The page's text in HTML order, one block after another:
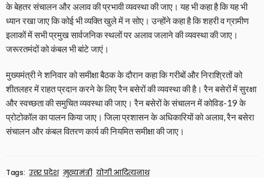
के बेहतर संचालन और अलाव की प्रभावी व्यवस्था की जाए। यह भी कहा है कि यह भी
ध्यान रखा जाए कि कोई भी व्यक्ति खुले में न सोए। उन्होंने कहा है कि शहरी व ग्रामीण
इलाकों में सभी प्रमुख सार्वजनिक स्थलों पर अलाव जलाने की व्यवस्था की जाए।
जरूरतमंदों को कंबल भी बांटे जाएं।
मुख्यमंत्री ने शनिवार को समीक्षा बैठक के दौरान कहा कि गरीबों और निराश्रितों को
शीतलहर में राहत प्रदान करने के लिए रैन बसेरों की व्यवस्था की है। रैन बसेरों में सुरक्षा
और स्वच्छता की समुचित व्यवस्था की जाए। रैन बसेरों के संचालन में कोविड-19 के
प्रोटोकॉल का पालन किया जाए। जिला प्रशासन के अधिकारियों को अलाव, रैन बसेरा
संचालन और कंबल वितरण कार्य की नियमित समीक्षा की जाए।
Tags: उत्तर प्रदेश मुख्यमंत्री योगी आदित्यनाथ